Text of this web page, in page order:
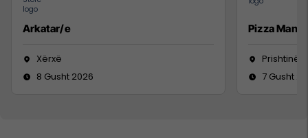
Arkatar/e
Xërxë
8 Gusht 2026
Pizza Man
Prishtinë
7 Gusht